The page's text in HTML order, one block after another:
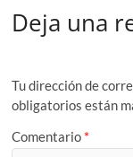
Deja una
Tu dirección de
obligatorios están
Comentario *